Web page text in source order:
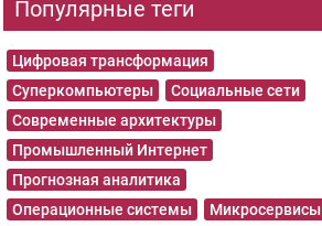
Популярные теги
Цифровая трансформация
Суперкомпьютеры
Социальные сети
Современные архитектуры
Промышленный Интернет
Прогнозная аналитика
Операционные системы
Микросервисы